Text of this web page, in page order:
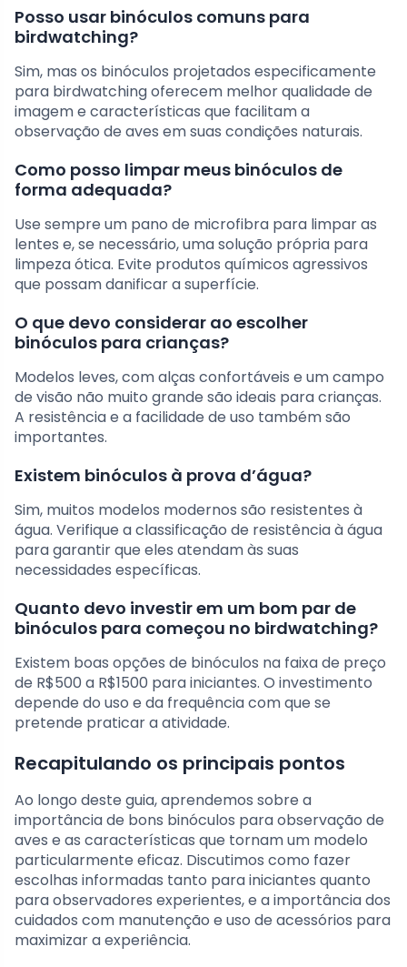
Posso usar binóculos comuns para
birdwatching?
Sim, mas os binóculos projetados especificamente
para birdwatching oferecem melhor qualidade de
imagem e características que facilitam a
observação de aves em suas condições naturais.
Como posso limpar meus binóculos de
forma adequada?
Use sempre um pano de microfibra para limpar as
lentes e, se necessário, uma solução própria para
limpeza ótica. Evite produtos químicos agressivos
que possam danificar a superfície.
O que devo considerar ao escolher
binóculos para crianças?
Modelos leves, com alças confortáveis e um campo
de visão não muito grande são ideais para crianças.
A resistência e a facilidade de uso também são
importantes.
Existem binóculos à prova d’água?
Sim, muitos modelos modernos são resistentes à
água. Verifique a classificação de resistência à água
para garantir que eles atendam às suas
necessidades específicas.
Quanto devo investir em um bom par de
binóculos para começou no birdwatching?
Existem boas opções de binóculos na faixa de preço
de R$500 a R$1500 para iniciantes. O investimento
depende do uso e da frequência com que se
pretende praticar a atividade.
Recapitulando os principais pontos
Ao longo deste guia, aprendemos sobre a
importância de bons binóculos para observação de
aves e as características que tornam um modelo
particularmente eficaz. Discutimos como fazer
escolhas informadas tanto para iniciantes quanto
para observadores experientes, e a importância dos
cuidados com manutenção e uso de acessórios para
maximizar a experiência.